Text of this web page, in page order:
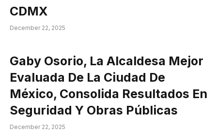
CDMX
December 22, 2025
Gaby Osorio, La Alcaldesa Mejor
Evaluada De La Ciudad De
México, Consolida Resultados En
Seguridad Y Obras Públicas
December 22, 2025